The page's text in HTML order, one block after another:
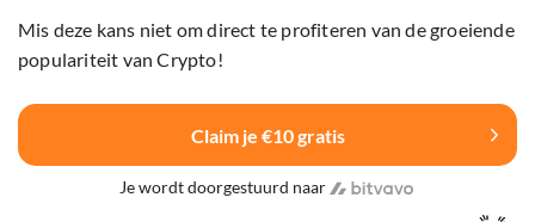
Mis deze kans niet om direct te profiteren van de groeiende
populariteit van Crypto!
Claim je €10 gratis
Je wordt doorgestuurd naar